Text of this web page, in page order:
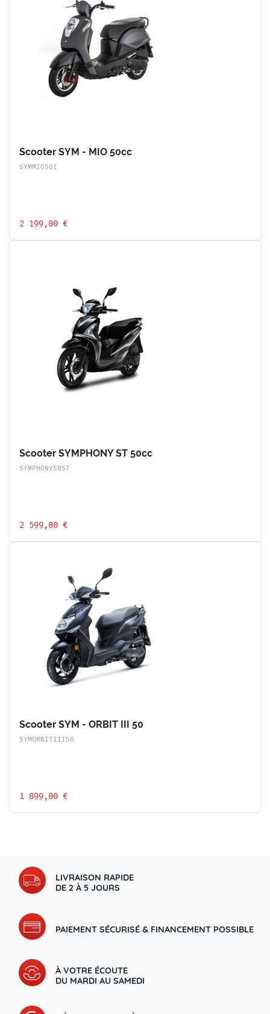
Scooter SYM - MIO 50cc
SYMMIO50I
2 199,00 €
Scooter SYMPHONY ST 50cc
SYMPHONY50ST
2 599,00 €
Scooter SYM - ORBIT III 50
SYMORBITIII50
1 899,00 €
LIVRAISON RAPIDE
DE 2 À 5 JOURS
PAIEMENT SÉCURISÉ & FINANCEMENT POSSIBLE
À VOTRE ÉCOUTE
DU MARDI AU SAMEDI